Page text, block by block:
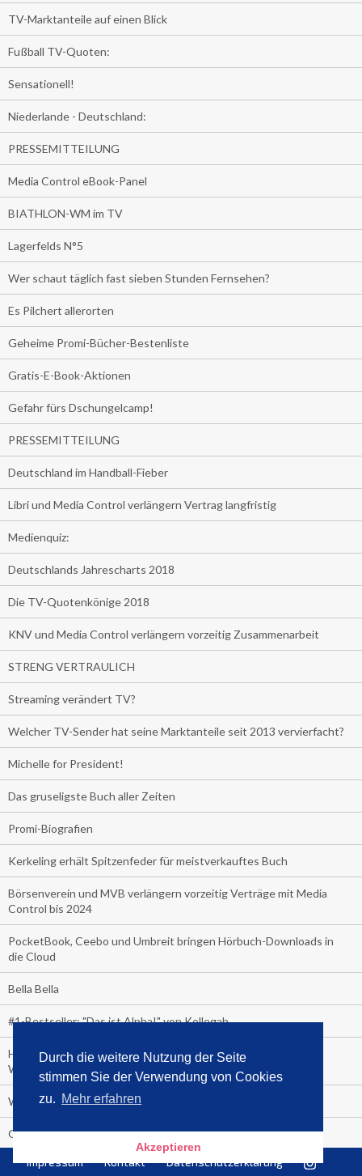
Durch die weitere Nutzung der Seite
stimmen Sie der Verwendung von Cookies
zu. Mehr erfahren
Akzeptieren
TV-Marktanteile auf einen Blick
Fußball TV-Quoten:
Sensationell!
Niederlande - Deutschland:
PRESSEMITTEILUNG
Media Control eBook-Panel
BIATHLON-WM im TV
Lagerfelds N°5
Wer schaut täglich fast sieben Stunden Fernsehen?
Es Pilchert allerorten
Geheime Promi-Bücher-Bestenliste
Gratis-E-Book-Aktionen
Gefahr fürs Dschungelcamp!
PRESSEMITTEILUNG
Deutschland im Handball-Fieber
Libri und Media Control verlängern Vertrag langfristig
Medienquiz:
Deutschlands Jahrescharts 2018
Die TV-Quotenkönige 2018
KNV und Media Control verlängern vorzeitig Zusammenarbeit
STRENG VERTRAULICH
Streaming verändert TV?
Welcher TV-Sender hat seine Marktanteile seit 2013 vervierfacht?
Michelle for President!
Das gruseligste Buch aller Zeiten
Promi-Biografien
Kerkeling erhält Spitzenfeder für meistverkauftes Buch
Börsenverein und MVB verlängern vorzeitig Verträge mit Media
Control bis 2024
PocketBook, Ceebo und Umbreit bringen Hörbuch-Downloads in
die Cloud
Bella Bella
#1-Bestseller: "Das ist Alpha!" von Kollegah
Hammer! "Fear: Trump in the White House" (auf Englisch) von
Watergate-Urgestein
Wie alt sind die TV-Zuschauer
Geisterfahrer auf Überholspur
Gegen Einsamkeit: Single-Haushalte schauen täglich fast 6
Impressum Kontakt Datenschutzerklärung